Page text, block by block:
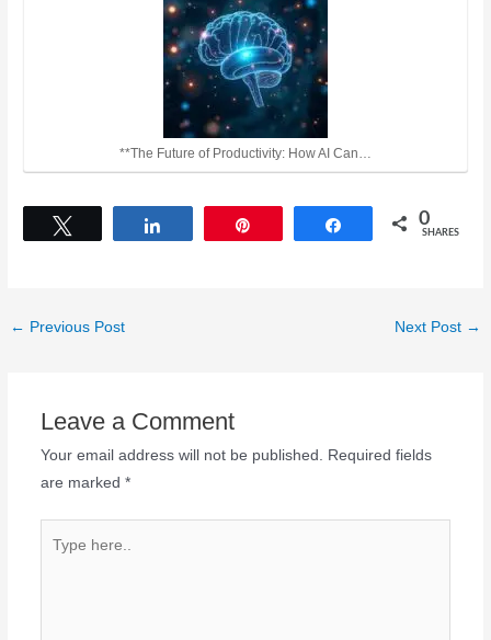
**The Future of Productivity: How AI Can…
Share 0
SHARES
← Previous Post Next Post →
Leave a Comment
Your email address will not be published. Required fields
are marked *